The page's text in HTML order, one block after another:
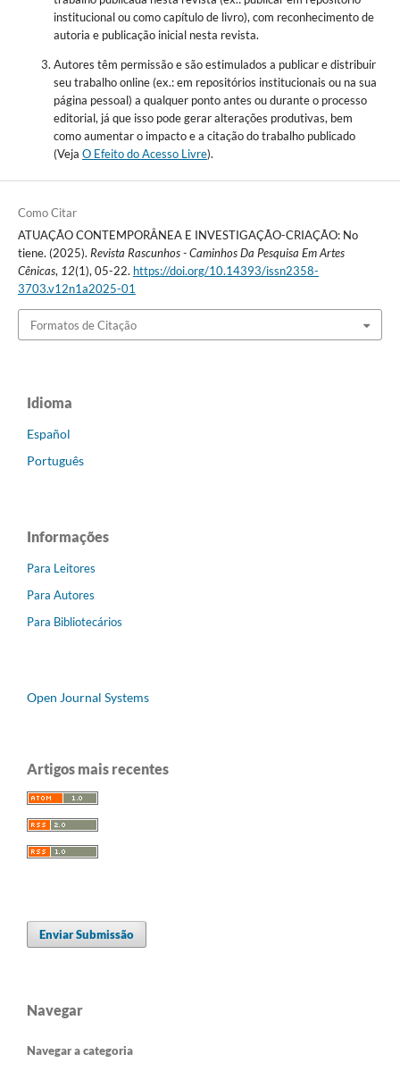
institucional ou como capítulo de livro), com reconhecimento de
autoria e publicação inicial nesta revista.
Autores têm permissão e são estimulados a publicar e distribuir
seu trabalho online (ex.: em repositórios institucionais ou na sua
página pessoal) a qualquer ponto antes ou durante o processo
editorial, já que isso pode gerar alterações produtivas, bem
como aumentar o impacto e a citação do trabalho publicado
(Veja O Efeito do Acesso Livre).
Como Citar
ATUAÇÃO CONTEMPORÂNEA E INVESTIGAÇÃO-CRIAÇÃO: No
tiene. (2025). Revista Rascunhos - Caminhos Da Pesquisa Em Artes
Cênicas, 12(1), 05-22. https://doi.org/10.14393/issn2358-
3703.v12n1a2025-01
Formatos de Citação
Idioma
Español
Português
Informações
Para Leitores
Para Autores
Para Bibliotecários
Open Journal Systems
Artigos mais recentes
Enviar Submissão
Navegar
Navegar a categoria